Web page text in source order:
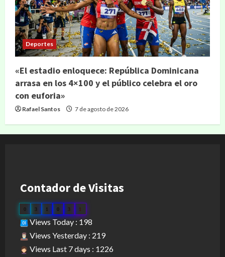
Deportes
«El estadio enloquece: República Dominicana
arrasa en los 4×100 y el público celebra el oro
con euforia»
Rafael Santos 7 de agosto de 2026
Contador de Visitas
3 1 0 3 1
Views Today : 198
Views Yesterday : 219
Views Last 7 days : 1226